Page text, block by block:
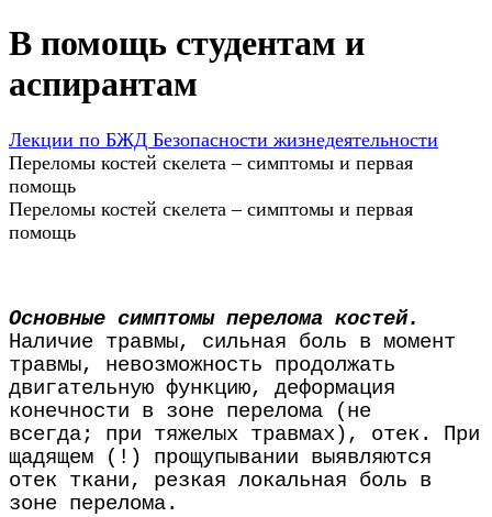
В помощь студентам и
аспирантам
Лекции по БЖД Безопасности жизнедеятельности
Переломы костей скелета – симптомы и первая
помощь
Переломы костей скелета – симптомы и первая
помощь
Основные симптомы перелома костей.
Наличие травмы, сильная боль в момент
травмы, невозможность продолжать
двигательную функцию, деформация
конечности в зоне перелома (не
всегда; при тяжелых травмах), отек. При
щадящем (!) прощупывании выявляются
отек ткани, резкая локальная боль в
зоне перелома.